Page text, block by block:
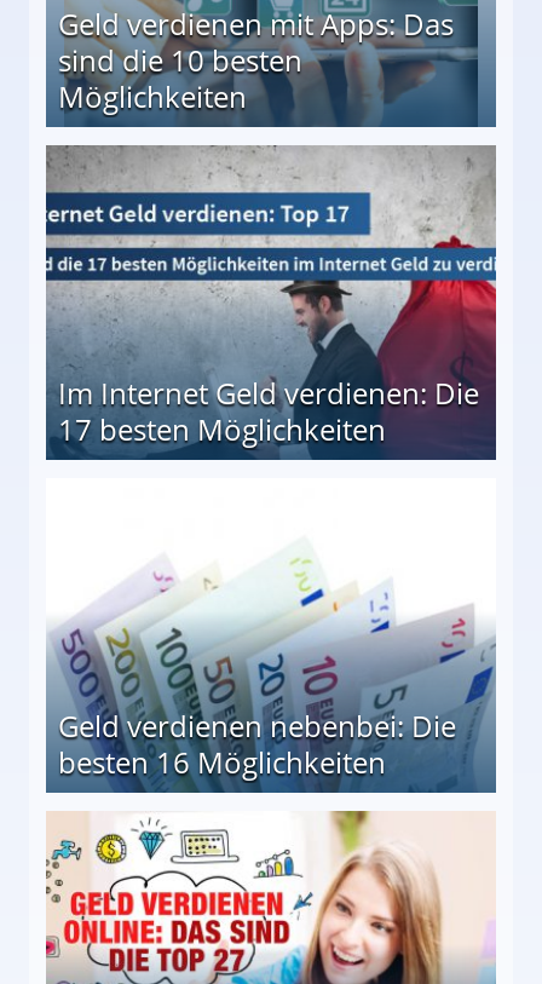
Geld verdienen mit Apps: Das
sind die 10 besten
Möglichkeiten
besten Möglichkeiten
Im Internet Geld verdienen: Die
17 besten Möglichkeiten
Geld verdienen nebenbei: Die
besten 16 Möglichkeiten